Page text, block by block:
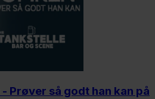
Prøver så godt han kan på